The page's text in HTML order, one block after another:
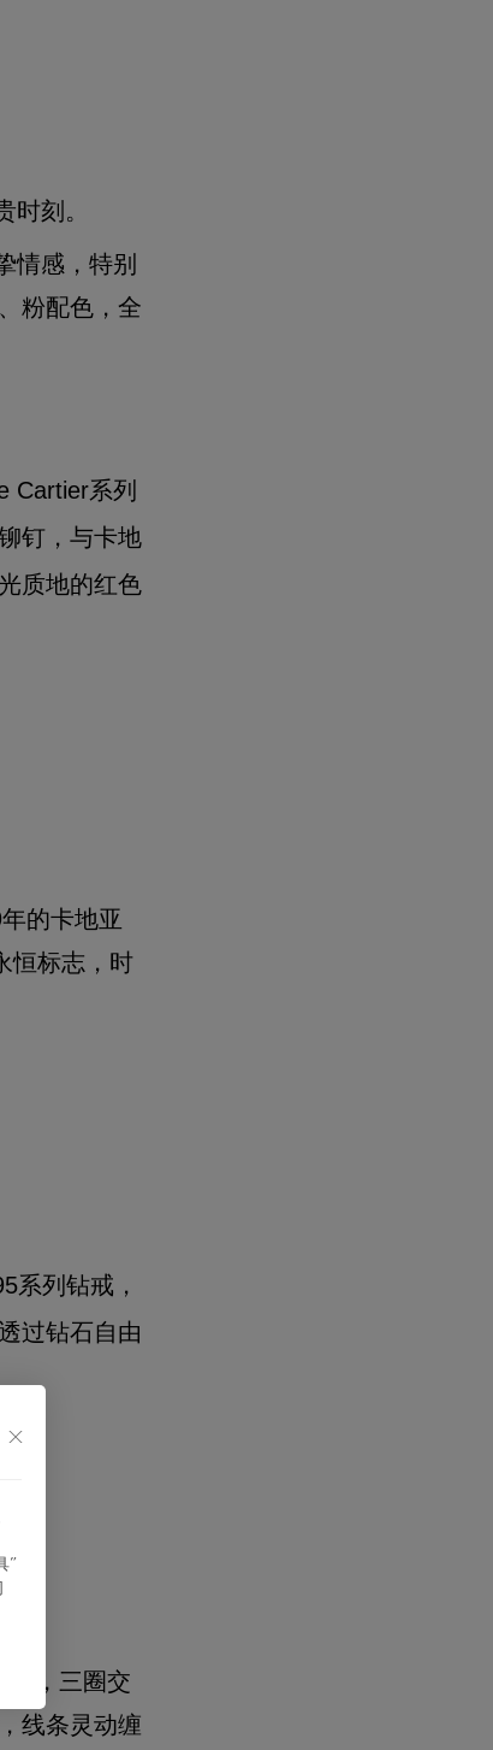
刻。
情感，特别
粉配色，全
Cartier系列
钉，与卡地
质地的红色
的卡地亚
恒标志，时
系列钻戒，
过钻石自由
指，三圈交
线条灵动缠
”